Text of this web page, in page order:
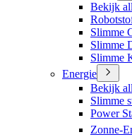
Bekijk
Slimme
Slimme
Slimme
Energie
Bekijk
Slimme
Power
Zonne-